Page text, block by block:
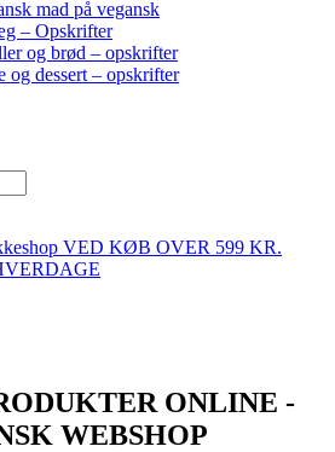
mad på vegansk
– Opskrifter
og brød – opskrifter
og dessert – opskrifter
VED KØB OVER 599 KR.
ONLINE -
WEBSHOP